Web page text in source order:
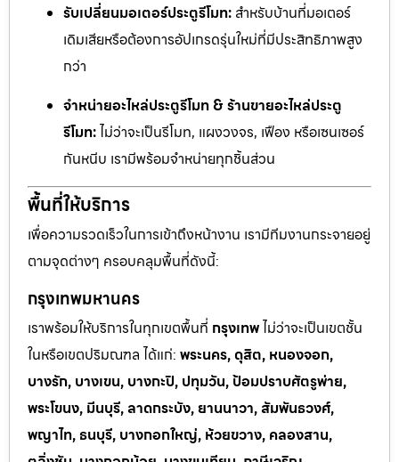
รับเปลี่ยนมอเตอร์ประตูรีโมท: สำหรับบ้านที่มอเตอร์
เดิมเสียหรือต้องการอัปเกรดรุ่นใหม่ที่มีประสิทธิภาพสูง
กว่า
จำหน่ายอะไหล่ประตูรีโมท & ร้านขายอะไหล่ประตู
รีโมท:ไม่ว่าจะเป็นรีโมท, แผงวงจร, เฟือง หรือเซนเซอร์
กันหนีบ เรามีพร้อมจำหน่ายทุกชิ้นส่วน
พื้นที่ให้บริการ
เพื่อความรวดเร็วในการเข้าถึงหน้างาน เรามีทีมงานกระจายอยู่
ตามจุดต่างๆ ครอบคลุมพื้นที่ดังนี้:
กรุงเทพมหานคร
เราพร้อมให้บริการในทุกเขตพื้นที่ กรุงเทพไม่ว่าจะเป็นเขตชั้น
ในหรือเขตปริมณฑล ได้แก่: พระนคร, ดุสิต, หนองจอก,
บางรัก, บางเขน, บางกะปิ, ปทุมวัน, ป้อมปราบศัตรูพ่าย,
พระโขนง, มีนบุรี, ลาดกระบัง, ยานนาวา, สัมพันธวงศ์,
พญาไท, ธนบุรี, บางกอกใหญ่, ห้วยขวาง, คลองสาน,